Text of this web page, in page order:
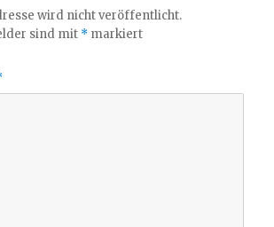
wird nicht veröffentlicht.
sind mit * markiert